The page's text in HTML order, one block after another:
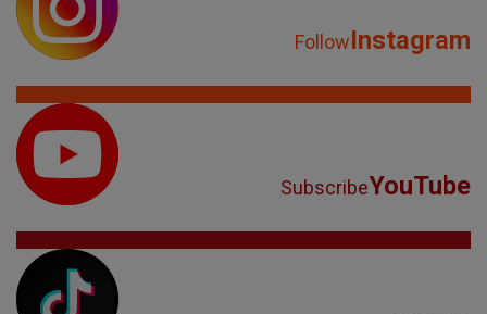
FollowInstagram
SubscribeYouTube